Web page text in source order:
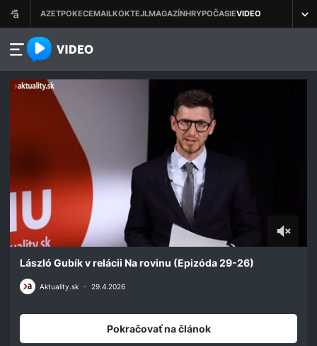
azet.video.sk
seconds
37
minutes,
seconds
László Gubík v relácii Na rovinu (Epizóda 29-26)
Aktuality.sk • 29.4.2026
Pokračovať na článok